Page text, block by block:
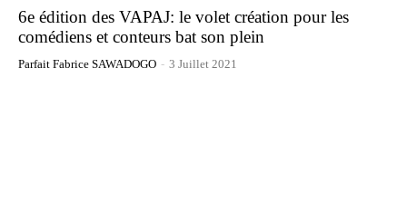
6e édition des VAPAJ: le volet création pour les
comédiens et conteurs bat son plein
Parfait Fabrice SAWADOGO - 3 Juillet 2021